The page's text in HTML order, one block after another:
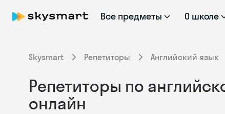
Все предметы О школе
Skysmart Репетиторы Английский язык
Репетиторы по
онлайн